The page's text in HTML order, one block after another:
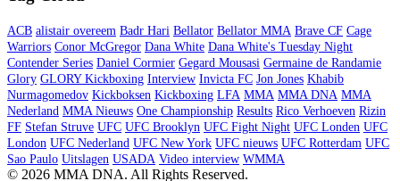
ACB alistair overeem Badr Hari Bellator Bellator MMA Brave CF Cage
Warriors Conor McGregor Dana White Dana White's Tuesday Night
Contender Series Daniel Cormier Gegard Mousasi Germaine de Randamie
Glory GLORY Kickboxing Interview Invicta FC Jon Jones Khabib
Nurmagomedov Kickboksen Kickboxing LFA MMA MMA DNA MMA
Nederland MMA Nieuws One Championship Results Rico Verhoeven Rizin
FF Stefan Struve UFC UFC Brooklyn UFC Fight Night UFC Londen UFC
London UFC Nederland UFC New York UFC nieuws UFC Rotterdam UFC
Sao Paulo Uitslagen USADA Video interview WMMA
© 2026 MMA DNA. All Rights Reserved.